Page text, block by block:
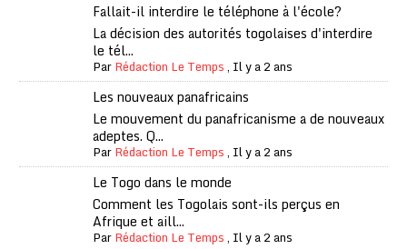
Fallait-il interdire le téléphone à l'école?
La décision des autorités togolaises d'interdire
le tél...
ParRédaction Le Temps, Il y a 2 ans
Les nouveaux panafricains
Le mouvement du panafricanisme a de nouveaux
adeptes. Q...
ParRédaction Le Temps, Il y a 2 ans
Le Togo dans le monde
Comment les Togolais sont-ils perçus en
Afrique et aill...
ParRédaction Le Temps, Il y a 2 ans